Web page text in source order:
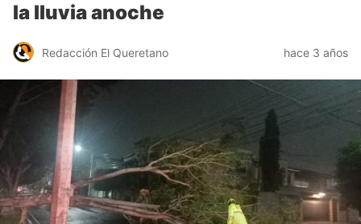
la lluvia anoche
Redacción El Queretano hace 3 años